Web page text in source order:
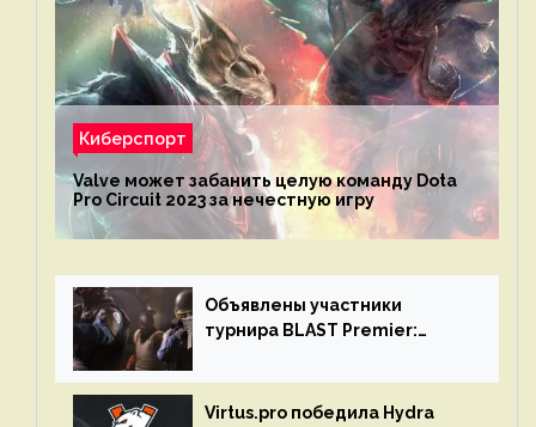
Киберспорт
Valve может забанить целую команду Dota
Pro Circuit 2023 за нечестную игру
Объявлены участники
турнира BLAST Premier:
Virtus.pro победила Hydra